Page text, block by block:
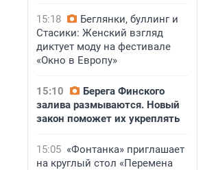
15:18
Беглянки, буллинг и
Стасики: Женский взгляд
диктует моду на фестивале
«Окно в Европу»
15:10
Берега Финского
залива размываются. Новый
закон поможет их укреплять
15:05 «Фонтанка» приглашает
на круглый стол «Перемена